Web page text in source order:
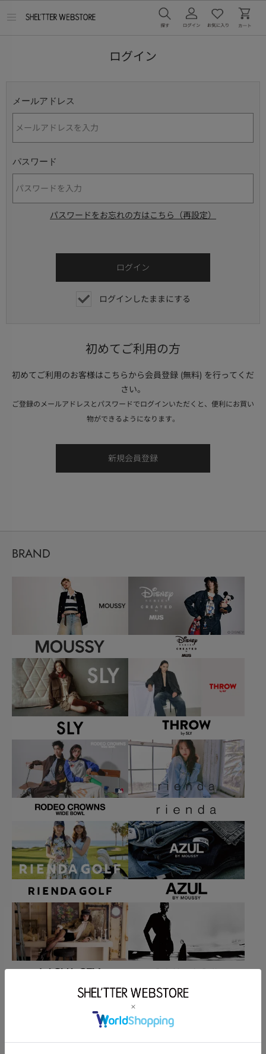
ログイン
メールアドレス
パスワード
パスワードをお忘れの方はこちら（再設定）
ログインしたままにする
初めてご利用の方
初めてご利用のお客様はこちらから会員登録 (無料) を行ってくだ
さい。
ご登録のメールアドレスとパスワードでログインいただくと、便利にお買い
物ができるようになります。
BRAND